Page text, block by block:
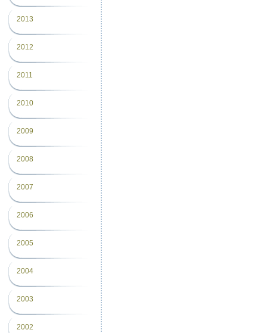
2013
2012
2011
2010
2009
2008
2007
2006
2005
2004
2003
2002